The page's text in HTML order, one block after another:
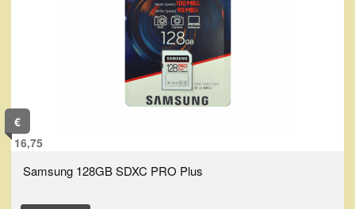
€
16,75
Samsung 128GB SDXC PRO Plus